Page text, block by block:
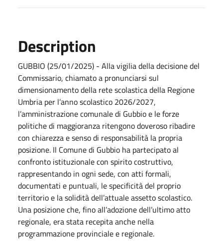
Description
GUBBIO (25/01/2025) - Alla vigilia della decisione del
Commissario, chiamato a pronunciarsi sul
dimensionamento della rete scolastica della Regione
Umbria per l’anno scolastico 2026/2027,
l’amministrazione comunale di Gubbio e le forze
politiche di maggioranza ritengono doveroso ribadire
con chiarezza e senso di responsabilità la propria
posizione. Il Comune di Gubbio ha partecipato al
confronto istituzionale con spirito costruttivo,
rappresentando in ogni sede, con atti formali,
documentati e puntuali, le specificità del proprio
territorio e la solidità dell’attuale assetto scolastico.
Una posizione che, fino all’adozione dell’ultimo atto
regionale, era stata recepita anche nella
programmazione provinciale e regionale.